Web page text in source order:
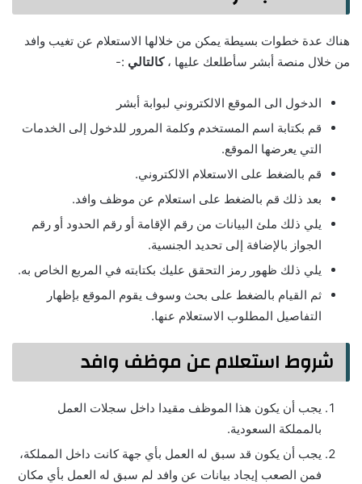
هناك عدة خطوات بسيطة يمكن من خلالها الاستعلام عن تغيب وافد
من خلال منصة أبشر سأطلعك عليها ،كالتالي :-
الدخول الى الموقع الالكتروني لبوابة أبشر
قم بكتابة اسم المستخدم وكلمة المرور للدخول إلى الخدمات
التي يعرضها الموقع.
قم بالضغط على الاستعلام الالكتروني.
بعد ذلك قم بالضغط على استعلام عن موظف وافد.
يلي ذلك ملئ البيانات من رقم الإقامة أو رقم الحدود أو رقم
الجواز بالإضافة إلى تحديد الجنسية.
يلي ذلك ظهور رمز التحقق عليك بكتابته في المربع الخاص به.
ثم القيام بالضغط على بحث وسوف يقوم الموقع بإظهار
التفاصيل المطلوب الاستعلام عنها.
شروط استعلام عن موظف وافد
يجب أن يكون هذا الموظف مقيدا داخل سجلات العمل
بالمملكة السعودية.
يجب أن يكون قد سبق له العمل بأي جهة كانت داخل المملكة،
فمن الصعب إيجاد بيانات عن وافد لم سبق له العمل بأي مكان